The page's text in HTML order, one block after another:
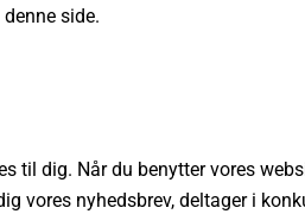
side.
til dig. Når du benytter vores
nyhedsbrev, deltager i